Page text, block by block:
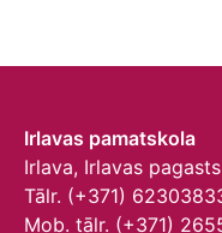
Irlavas pamatskola
Irlava, Irlavas
Tālr. (+371)
Mob. tālr. (+371)